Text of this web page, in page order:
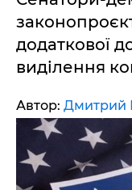
додаткової
виділення
Автор: Дмитрий